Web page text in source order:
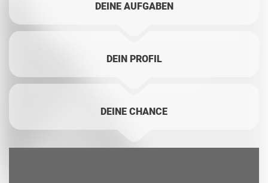
DEINE AUFGABEN
DEIN PROFIL
DEINE CHANCE